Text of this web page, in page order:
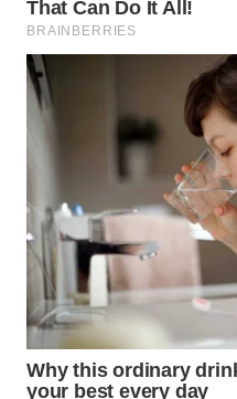
TINGGI
PAKPAK
KARAWANG
WN
BEKASI
WN
BOGOR